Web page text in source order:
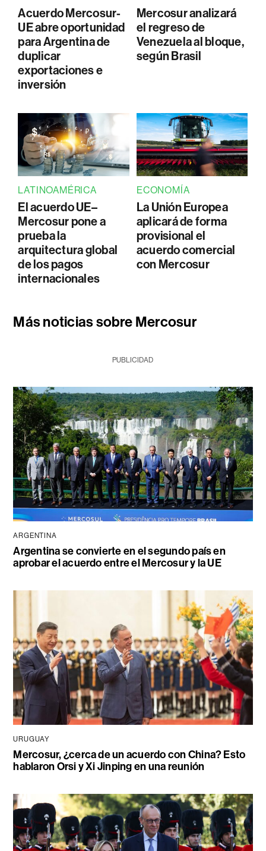
Acuerdo Mercosur-
UE abre oportunidad
para Argentina de
duplicar
exportaciones e
inversión
Mercosur analizará
el regreso de
Venezuela al bloque,
según Brasil
LATINOAMÉRICA
El acuerdo UE–
Mercosur pone a
prueba la
arquitectura global
de los pagos
internacionales
ECONOMÍA
La Unión Europea
aplicará de forma
provisional el
acuerdo comercial
con Mercosur
Más noticias sobre Mercosur
PUBLICIDAD
ARGENTINA
Argentina se convierte en el segundo país en
aprobar el acuerdo entre el Mercosur y la UE
URUGUAY
Mercosur, ¿cerca de un acuerdo con China? Esto
hablaron Orsi y Xi Jinping en una reunión